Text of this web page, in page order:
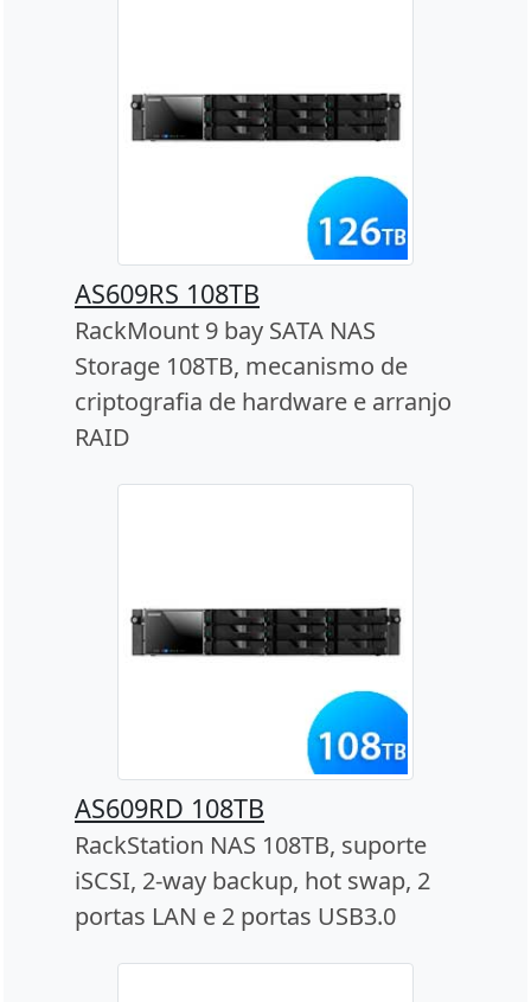
AS609RS 108TB
RackMount 9 bay SATA NAS
Storage 108TB, mecanismo de
criptografia de hardware e arranjo
RAID
AS609RD 108TB
RackStation NAS 108TB, suporte
iSCSI, 2-way backup, hot swap, 2
portas LAN e 2 portas USB3.0